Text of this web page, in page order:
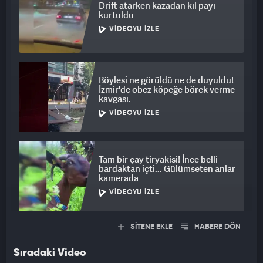
Drift atarken kazadan kıl payı
kurtuldu
VIDEOYU İZLE
Böylesi ne görüldü ne de duyuldu!
İzmir'de obez köpeğe börek verme
kavgası.
VIDEOYU İZLE
Tam bir çay tiryakisi! İnce belli
bardaktan içti... Gülümseten anlar
kamerada
VIDEOYU İZLE
SİTENE EKLE HABERE DÖN
Sıradaki Video